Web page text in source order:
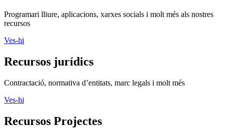
Programari lliure, aplicacions, xarxes socials i molt més als nostres
recursos
Ves-hi
Recursos jurídics
Contractació, normativa d’entitats, marc legals i molt més
Ves-hi
Recursos Projectes